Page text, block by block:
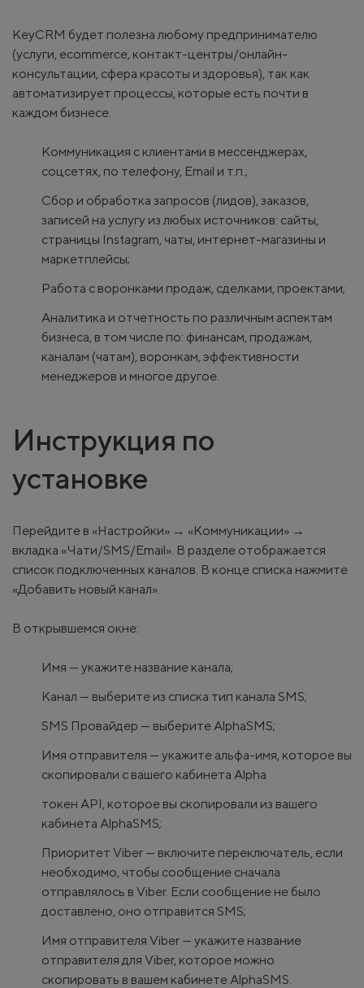
KeyCRM будет полезна любому предпринимателю
(услуги, ecommerce, контакт-центры/онлайн-
консультации, сфера красоты и здоровья), так как
автоматизирует процессы, которые есть почти в
каждом бизнесе.
Коммуникация с клиентами в мессенджерах,
соцсетях, по телефону, Email и т.п.;
Сбор и обработка запросов (лидов), заказов,
записей на услугу из любых источников: сайты,
страницы Instagram, чаты, интернет-магазины и
маркетплейсы;
Работа с воронками продаж, сделками, проектами;
Аналитика и отчетность по различным аспектам
бизнеса, в том числе по: финансам, продажам,
каналам (чатам), воронкам, эффективности
менеджеров и многое другое.
Инструкция по
установке
Перейдите в «Настройки» → «Коммуникации» →
вкладка «Чати/SMS/Email». В разделе отображается
список подключенных каналов. В конце списка нажмите
«Добавить новый канал».
В открывшемся окне:
Имя — укажите название канала;
Канал — выберите из списка тип канала SMS;
SMS Провайдер — выберите AlphaSMS;
Имя отправителя — укажите альфа-имя, которое вы
скопировали с вашего кабинета Alpha
токен API, которое вы скопировали из вашего
кабинета AlphaSMS;
Приоритет Viber — включите переключатель, если
необходимо, чтобы сообщение сначала
отправлялось в Viber. Если сообщение не было
доставлено, оно отправится SMS;
Имя отправителя Viber — укажите название
отправителя для Viber, которое можно
скопировать в вашем кабинете AlphaSMS.